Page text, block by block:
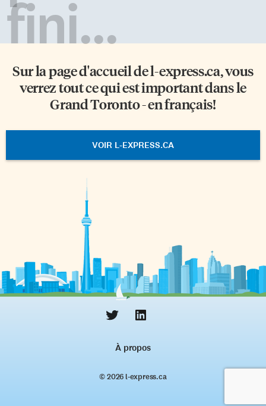
fini...
Sur la page d'accueil del-express.ca, vous
verrez tout ce qui est important dans le
Grand Toronto - en français!
VOIR L-EXPRESS.CA
À propos
© 2026 l‑express.ca